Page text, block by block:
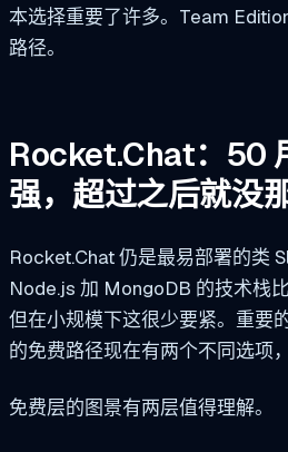
本选择重要了许多。Team
路径。
Rocket.Chat：50
强，超过之后就没
Rocket.Chat 仍是最易部署的类
Node.js 加 MongoDB 的技术栈
但在小规模下这很少要紧。重要
的免费路径现在有两个不同选项
免费层的图景有两层值得理解。